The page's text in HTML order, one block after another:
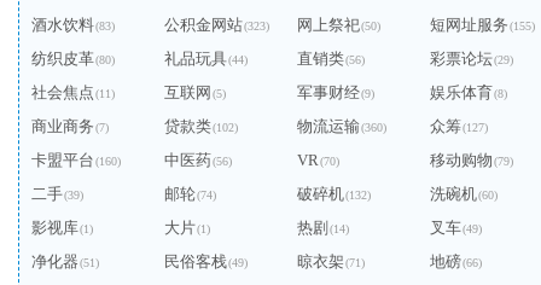
酒水饮料(83) 公积金网站(323) 网上祭祀(50) 短网址服务(155)
纺织皮革(80) 礼品玩具(44) 直销类(56) 彩票论坛(29)
社会焦点(11) 互联网 (5) 军事财经(9) 娱乐体育(8)
商业商务(7) 贷款类(102) 物流运输(360) 众筹(127)
卡盟平台(160) 中医药(56) VR(70) 移动购物(79)
二手(39) 邮轮(74) 破碎机(132) 洗碗机(60)
影视库(1) 大片(1) 热剧 (14) 叉车(49)
净化器(51) 民俗客栈(49) 晾衣架(71) 地磅(66)